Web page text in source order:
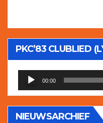
PKC’83 CLUBLIED
Audiospeler
00:00
NIEUWSARCHIEF